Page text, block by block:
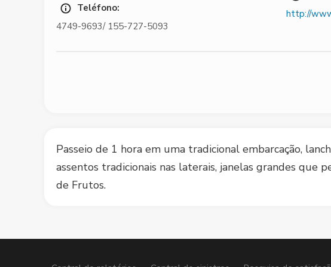
Teléfono:
4749-9693/ 155-727-5093
http://
Passeio de 1 hora em uma tradicional embarcação,
assentos tradicionais nas laterais, janelas grandes que
de Frutos.